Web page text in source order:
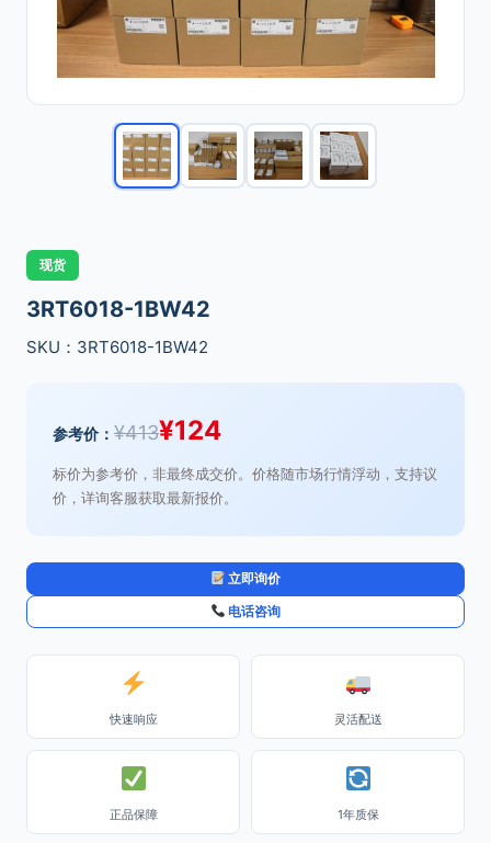
现货
3RT6018-1BW42
SKU：3RT6018-1BW42
参考价： ¥413¥124
标价为参考价，非最终成交价。价格随市场行情浮动，支持议
价，详询客服获取最新报价。
立即询价
电话咨询
快速响应 灵活配送
正品保障 1年质保